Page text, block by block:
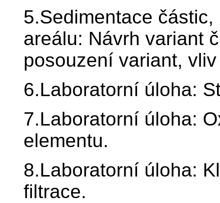
5.Sedimentace
areálu: Návrh variant
posouzení variant,
6.Laboratorní úloha:
7.Laboratorní úloha:
elementu.
8.Laboratorní úloha:
filtrace.